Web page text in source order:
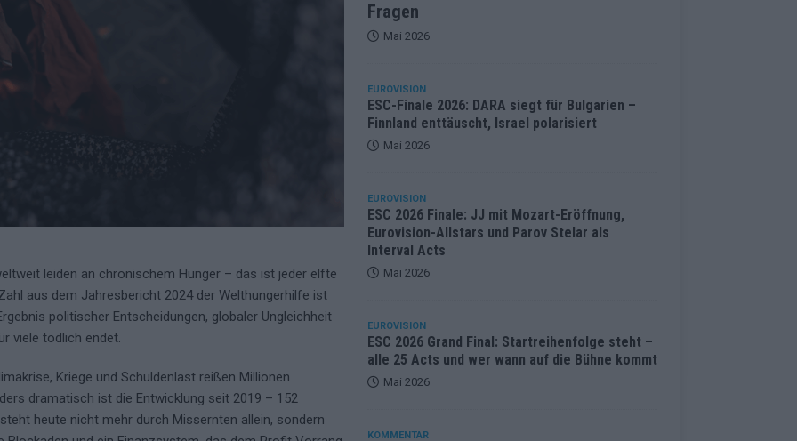
aber der ESC 2026 hinterlässt unbeantwortete Fragen
leiden an chronischem Hunger – das ist jeder elfte
aus dem Jahresbericht 2024 der Welthungerhilfe ist
politischer Entscheidungen, globaler Ungleichheit
viele tödlich endet.
Kriege und Schuldenlast reißen Millionen
dramatisch ist die Entwicklung seit 2019 – 152
heute nicht mehr durch Missernten allein, sondern
Fragen
Mai 2026
EUROVISION
ESC-Finale 2026: DARA siegt für Bulgarien –
Finnland enttäuscht, Israel polarisiert
Mai 2026
EUROVISION
ESC 2026 Finale: JJ mit Mozart-Eröffnung,
Eurovision-Allstars und Parov Stelar als
Interval Acts
Mai 2026
EUROVISION
ESC 2026 Grand Final: Startreihenfolge steht –
alle 25 Acts und wer wann auf die Bühne kommt
Mai 2026
KOMMENTAR